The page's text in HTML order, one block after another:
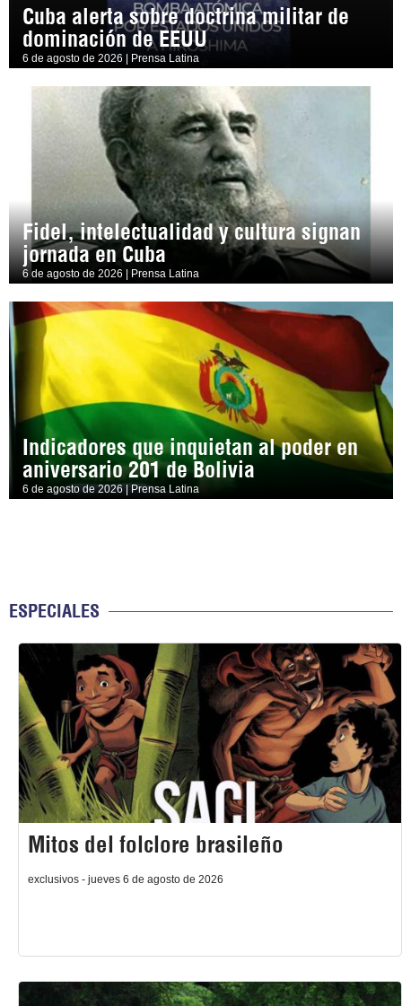
Cuba alerta sobre doctrina militar de
dominación de EEUU
6 de agosto de 2026 | Prensa Latina
Fidel, intelectualidad y cultura signan
jornada en Cuba
6 de agosto de 2026 | Prensa Latina
Indicadores que inquietan al poder en
aniversario 201 de Bolivia
6 de agosto de 2026 | Prensa Latina
ESPECIALES
Mitos del folclore brasileño
exclusivos - jueves 6 de agosto de 2026